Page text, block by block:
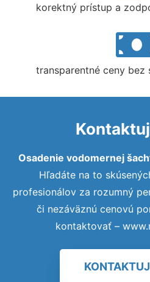
korektný prístup a
transparentné ceny
Osadenie vodomernej
Hľadáte na to
profesionálov za rozumný
či nezáväznú cenovú
kontaktovať –